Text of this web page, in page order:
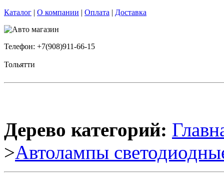
Каталог | О компании | Оплата | Доставка
Телефон: +7(908)911-66-15
Тольятти
Дерево категорий:
>Автолампы